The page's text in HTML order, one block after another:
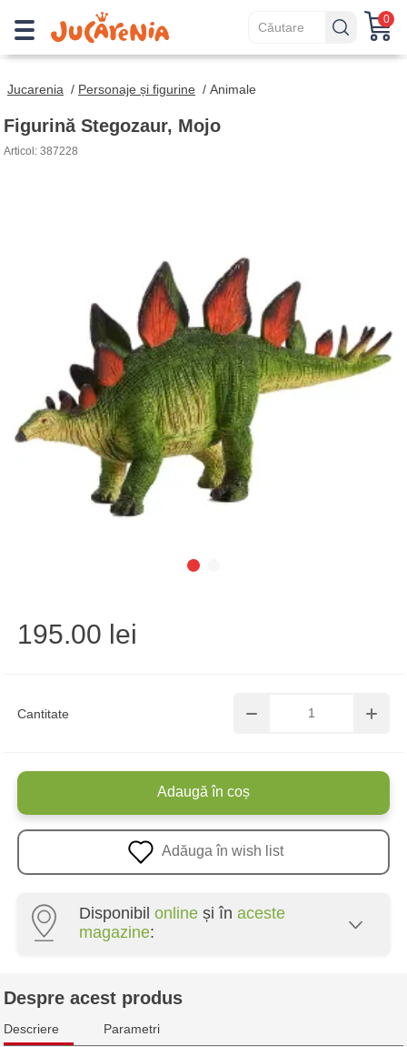
0
Jucarenia / Personaje și figurine / Animale
Figurină Stegozaur, Mojo
Articol: 387228
Cantitate
195.00 lei
Adaugă în coș
Adăuga în wish list
Disponibil online și în aceste
magazine:
Jucărenia Rîșcani - bd. Moscova, 2
Despre acest produs
Descriere Parametri